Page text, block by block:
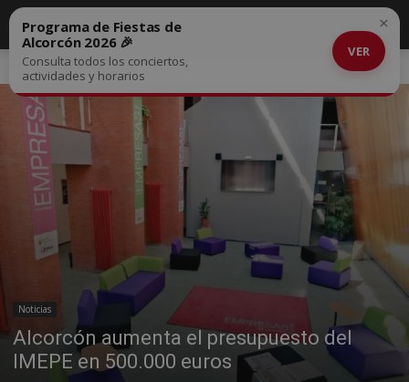
Inicio Noticias
Noticias
Alcorcón aumenta el presupuesto del
IMEPE en 500.000 euros
Programa de Fiestas de
Alcorcón 2026 🎉
Consulta todos los conciertos,
actividades y horarios
VER
×